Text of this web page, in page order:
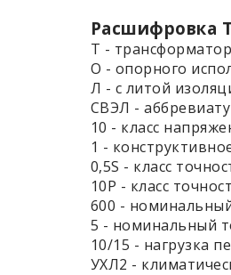
Расшифровка
Т - трансформатор
О - опорного
Л - с литой
СВЭЛ -
10 - класс
1 -
0,5S - класс
10Р - класс
600 -
5 - номинальный
10/15 - нагрузка
УХЛ2 -